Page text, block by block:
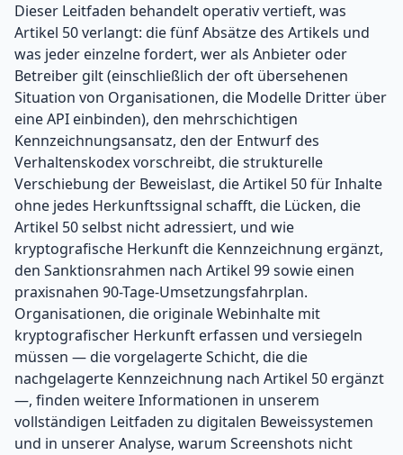
Dieser Leitfaden behandelt operativ vertieft, was
Artikel 50 verlangt: die fünf Absätze des Artikels und
was jeder einzelne fordert, wer als Anbieter oder
Betreiber gilt (einschließlich der oft übersehenen
Situation von Organisationen, die Modelle Dritter über
eine API einbinden), den mehrschichtigen
Kennzeichnungsansatz, den der Entwurf des
Verhaltenskodex vorschreibt, die strukturelle
Verschiebung der Beweislast, die Artikel 50 für Inhalte
ohne jedes Herkunftssignal schafft, die Lücken, die
Artikel 50 selbst nicht adressiert, und wie
kryptografische Herkunft die Kennzeichnung ergänzt,
den Sanktionsrahmen nach Artikel 99 sowie einen
praxisnahen 90-Tage-Umsetzungsfahrplan.
Organisationen, die originale Webinhalte mit
kryptografischer Herkunft erfassen und versiegeln
müssen — die vorgelagerte Schicht, die die
nachgelagerte Kennzeichnung nach Artikel 50 ergänzt
—, finden weitere Informationen in unserem
vollständigen Leitfaden zu digitalen Beweissystemen
und in unserer Analyse, warum Screenshots nicht